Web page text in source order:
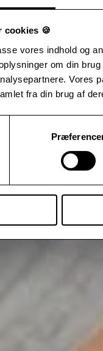
cookies 🍪
vores indhold og
om din
Vores
fra din brug af